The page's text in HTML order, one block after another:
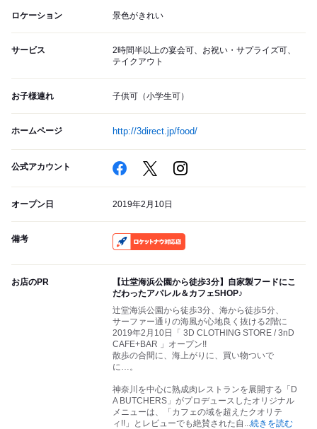
ロケーション 景色がきれい
サービス
2時間半以上の宴会可、お祝い・サプライズ可、
テイクアウト
お子様連れ 子供可（小学生可）
ホームページ http://3direct.jp/food/
公式アカウント
オープン日 2019年2月10日
備考
お店のPR
【辻堂海浜公園から徒歩3分】自家製フードにこ
だわったアパレル＆カフェSHOP♪
辻堂海浜公園から徒歩3分、海から徒歩5分、
サーファー通りの海風が心地良く抜ける2階に
2019年2月10日「 3D CLOTHING STORE / 3nD
CAFE+BAR 」オープン!!
散歩の合間に、海上がりに、買い物ついで
に…。
神奈川を中心に熟成肉レストランを展開する「D
A BUTCHERS」がプロデュースしたオリジナル
メニューは、「カフェの域を超えたクオリテ
ィ!!」とレビューでも絶賛された自 ...続きを読む